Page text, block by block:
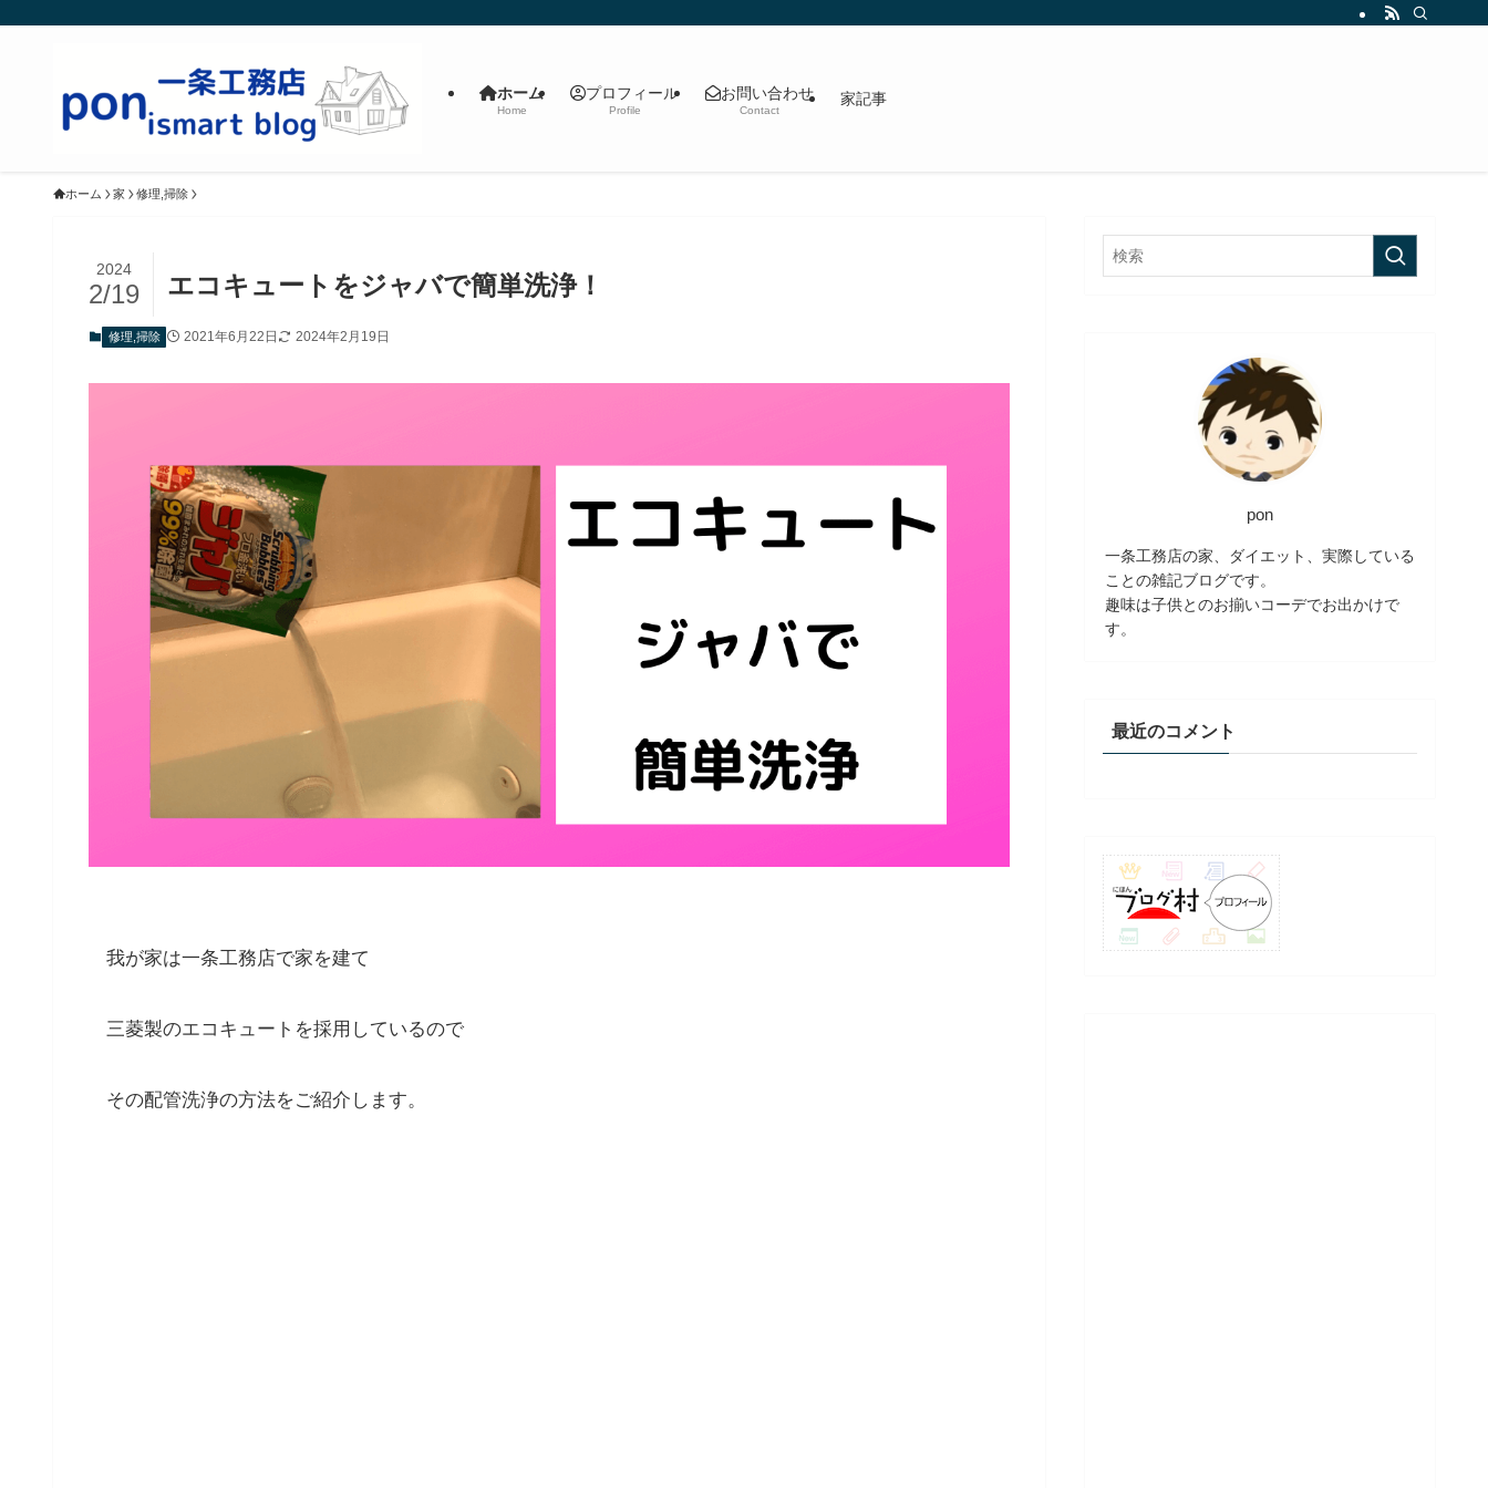
ホーム
Home
プロフィール
Profile
お問い合わせ
Contact
家記事
ホーム 家 修理,掃除
エコキュートをジャバで簡単洗浄！
2024
2/19
修理,掃除 2021年6月22日 2024年2月19日
我が家は一条工務店で家を建て
三菱製のエコキュートを採用しているので
その配管洗浄の方法をご紹介します。
pon
一条工務店の家、ダイエット、実際している
ことの雑記ブログです。
趣味は子供とのお揃いコーデでお出かけで
す。
最近のコメント